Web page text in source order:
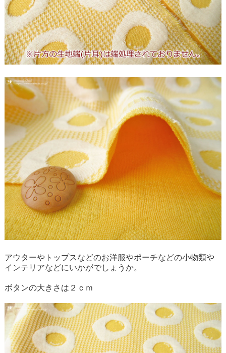
アウターやトップスなどのお洋服やポーチなどの小物類や
インテリアなどにいかがでしょうか。
ボタンの大きさは２ｃｍ